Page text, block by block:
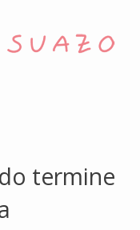
termine